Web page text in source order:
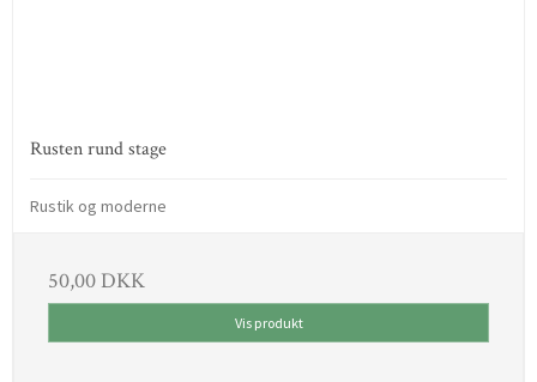
Rusten rund stage
Rustik og moderne
50,00 DKK
Vis produkt